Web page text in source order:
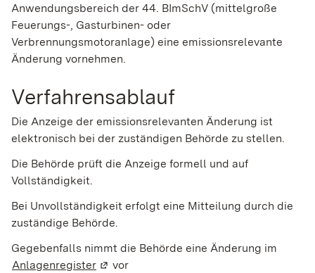
Anwendungsbereich der 44. BImSchV (mittelgroße
Feuerungs-, Gasturbinen- oder
Verbrennungsmotoranlage) eine emissionsrelevante
Änderung vornehmen.
Verfahrensablauf
Die Anzeige der emissionsrelevanten Änderung ist
elektronisch bei der zuständigen Behörde zu stellen.
Die Behörde prüft die Anzeige formell und auf
Vollständigkeit.
Bei Unvollständigkeit erfolgt eine Mitteilung durch die
zuständige Behörde.
Gegebenfalls nimmt die Behörde eine Änderung im
Anlagenregister (Wird in einem neuen Fenster geöffnet)
vor